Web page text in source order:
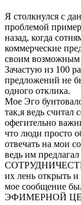
Я столкнулся с
проблемой
назад, когда
коммерческие
своим возможным
Зачастую из 100
предложений не
одного отклика.
Мое Эго
так,я ведь считал
офегительно
что люди просто
отвечать на мои
ведь им предлагал
их лень открыть и
мое сообщение
ЭФИМЕРНОЙ